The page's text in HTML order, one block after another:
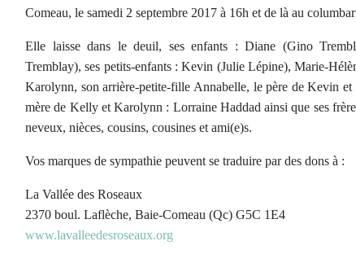
Comeau, le samedi 2 septembre 2017 à 16h et de là au
Elle laisse dans le deuil, ses enfants : Diane (Gino
Tremblay), ses petits-enfants : Kevin (Julie Lépine), Marie-
Karolynn, son arrière-petite-fille Annabelle, le père de Kevin
mère de Kelly et Karolynn : Lorraine Haddad ainsi que ses
neveux, nièces, cousins, cousines et ami(e)s.
Vos marques de sympathie peuvent se traduire par des dons à :
La Vallée des Roseaux
2370 boul. Laflèche, Baie-Comeau (Qc) G5C 1E4
www.lavalleedesroseaux.org